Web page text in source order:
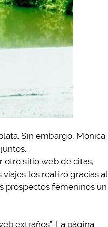
Sin embargo, Mónica
otro sitio web de citas,
los realizó gracias al
prospectos femeninos un
extraños”. La página